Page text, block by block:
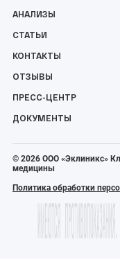
АНАЛИЗЫ
СТАТЬИ
КОНТАКТЫ
ОТЗЫВЫ
ПРЕСС-ЦЕНТР
ДОКУМЕНТЫ
© 2026 ООО «Эклиникс»
медицины
Политика обработки